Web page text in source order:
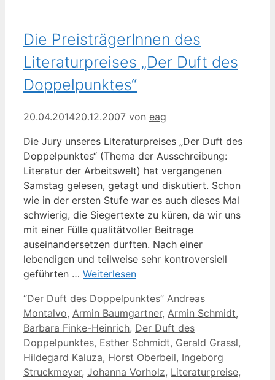
Die PreisträgerInnen des
Literaturpreises „Der Duft des
Doppelpunktes“
20.04.201420.12.2007 von eag
Die Jury unseres Literaturpreises „Der Duft des
Doppelpunktes“ (Thema der Ausschreibung:
Literatur der Arbeitswelt) hat vergangenen
Samstag gelesen, getagt und diskutiert. Schon
wie in der ersten Stufe war es auch dieses Mal
schwierig, die Siegertexte zu küren, da wir uns
mit einer Fülle qualitätvoller Beitrage
auseinandersetzen durften. Nach einer
lebendigen und teilweise sehr kontroversiell
geführten … Weiterlesen
Kategorien
“Der Duft des Doppelpunktes” Schlagwörter
Andreas
Montalvo, Armin Baumgartner, Armin Schmidt,
Barbara Finke-Heinrich, Der Duft des
Doppelpunktes, Esther Schmidt, Gerald Grassl,
Hildegard Kaluza, Horst Oberbeil, Ingeborg
Struckmeyer, Johanna Vorholz, Literaturpreise,